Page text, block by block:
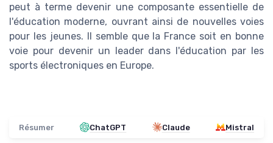
peut à terme devenir une composante essentielle de
l'éducation moderne, ouvrant ainsi de nouvelles voies
pour les jeunes. Il semble que la France soit en bonne
voie pour devenir un leader dans l'éducation par les
sports électroniques en Europe.
Résumer ChatGPT Claude Mistral